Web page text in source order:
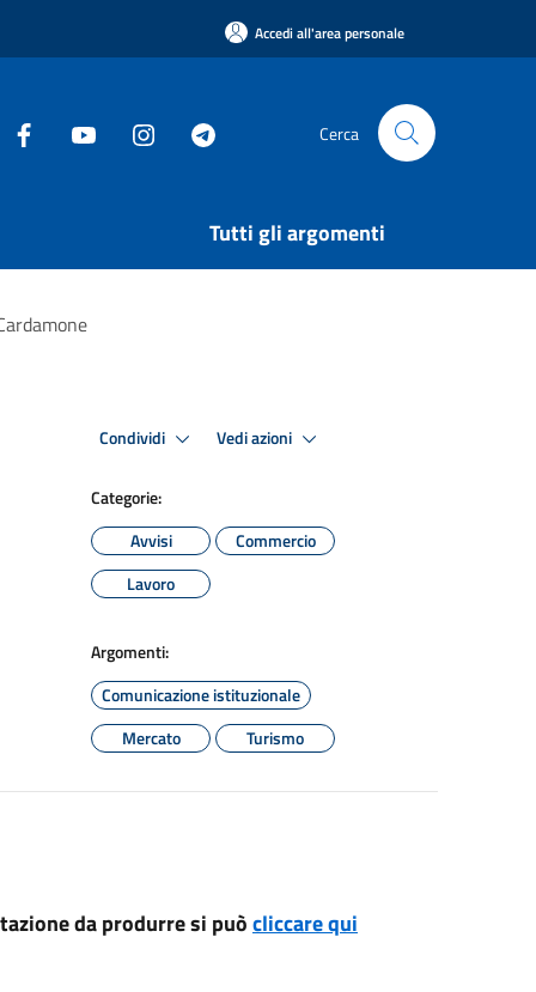
Accedi all'area personale
Cerca
Tutti gli argomenti
Condividi Vedi azioni
Categorie:
Avvisi
Commercio
Lavoro
Argomenti:
Comunicazione istituzionale
Mercato
Turismo
da produrre si puòcliccare qui